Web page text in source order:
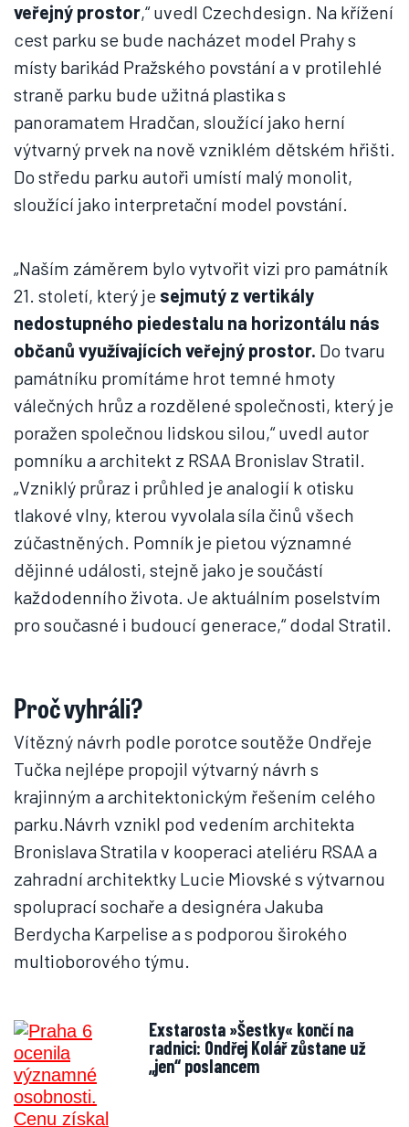
veřejný prostor,“ uvedl Czechdesign. Na křížení
cest parku se bude nacházet model Prahy s
místy barikád Pražského povstání a v protilehlé
straně parku bude užitná plastika s
panoramatem Hradčan, sloužící jako herní
výtvarný prvek na nově vzniklém dětském hřišti.
Do středu parku autoři umístí malý monolit,
sloužící jako interpretační model povstání.
„Naším záměrem bylo vytvořit vizi pro památník
21. století, který je sejmutý z vertikály
nedostupného piedestalu na horizontálu nás
občanů využívajících veřejný prostor. Do tvaru
památníku promítáme hrot temné hmoty
válečných hrůz a rozdělené společnosti, který je
poražen společnou lidskou silou,“ uvedl autor
pomníku a architekt z RSAA Bronislav Stratil.
„Vzniklý průraz i průhled je analogií k otisku
tlakové vlny, kterou vyvolala síla činů všech
zúčastněných. Pomník je pietou významné
dějinné události, stejně jako je součástí
každodenního života. Je aktuálním poselstvím
pro současné i budoucí generace,“ dodal Stratil.
Proč vyhráli?
Vítězný návrh podle porotce soutěže Ondřeje
Tučka nejlépe propojil výtvarný návrh s
krajinným a architektonickým řešením celého
parku.Návrh vznikl pod vedením architekta
Bronislava Stratila v kooperaci ateliéru RSAA a
zahradní architektky Lucie Miovské s výtvarnou
spoluprací sochaře a designéra Jakuba
Berdycha Karpelise a s podporou širokého
multioborového týmu.
Exstarosta »Šestky« končí na
radnici: Ondřej Kolář zůstane už
„jen“ poslancem